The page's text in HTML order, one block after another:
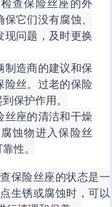
它们没有腐蚀、
现问题，及时更换
制造商的建议和保
险丝。过老的保险
保护作用。
丝座的清洁和干燥
蚀物进入保险丝
性。
保险丝座的状态是一
生锈或腐蚀时，可以